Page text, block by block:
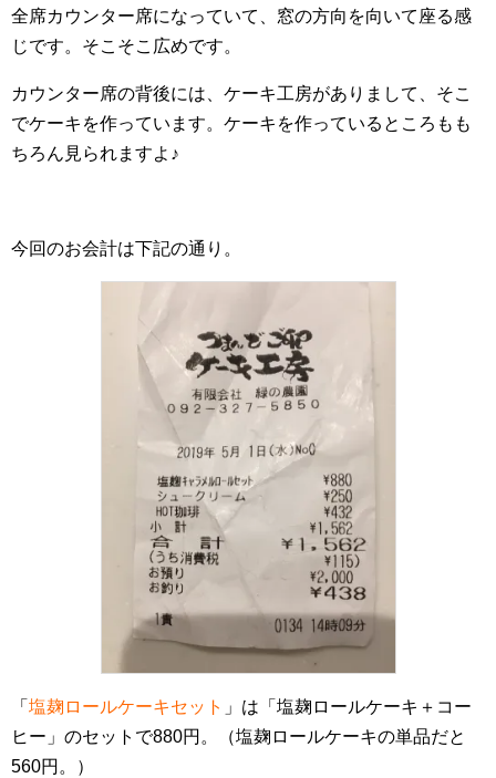
全席カウンター席になっていて、窓の方向を向いて座る感
じです。そこそこ広めです。
カウンター席の背後には、ケーキ工房がありまして、そこ
でケーキを作っています。ケーキを作っているところもも
ちろん見られますよ♪
今回のお会計は下記の通り。
「 塩麹ロールケーキセット 」は「塩麹ロールケーキ＋コー
ヒー」のセットで880円。（塩麹ロールケーキの単品だと
560円。）